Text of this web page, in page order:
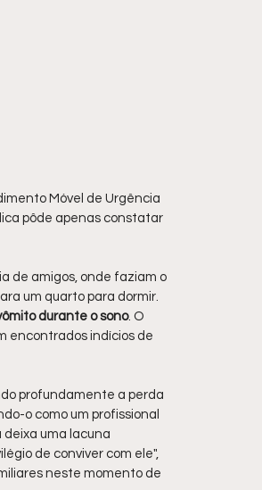
Móvel de Urgência
pôde apenas constatar
de amigos, onde faziam o
um quarto para dormir.
durante o sono. O
encontrados indícios de
profundamente a perda
o como um profissional
deixa uma lacuna
de conviver com ele",
neste momento de